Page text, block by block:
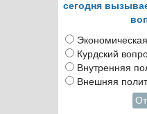
сегодня
Курдский
Внутренняя
Внешняя